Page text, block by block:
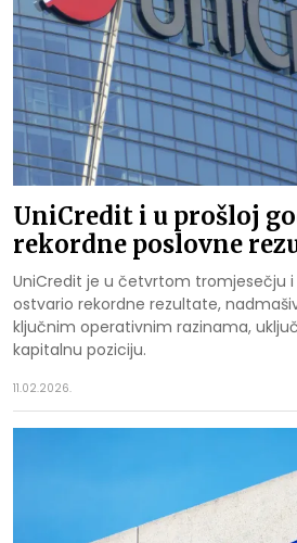
UniCredit i u prošloj
rekordne poslovne
UniCredit je u četvrtom tromjesečju i
ostvario rekordne rezultate,
ključnim operativnim razinama,
kapitalnu poziciju.
11.02.2026.